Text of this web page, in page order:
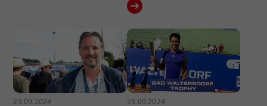
23.09.2024 23.09.2024